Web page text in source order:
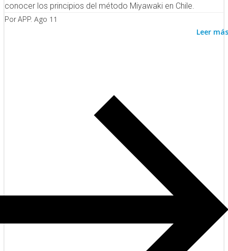
conocer los principios del método Miyawaki en Chile.
Por APP. Ago 11
Leer más